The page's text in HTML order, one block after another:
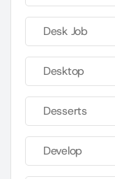
Desk Job
Desktop
Desserts
Develop